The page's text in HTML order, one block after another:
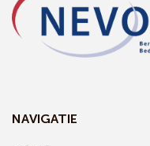
NAVIGATIE